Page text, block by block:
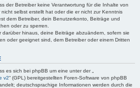
der Betreiber keine Verantwortung für die Inhalte von
selbst erstellt hat oder die er nicht zur Kenntnis
dem Betreiber, dein Benutzerkonto, Beiträge und
oder zu sperren.
darüber hinaus, deine Beiträge abzuändern, sofern sie
oder geeignet sind, dem Betreiber oder einem Dritten
es sich bei phpBB um eine unter der „
v2“ (GPL) bereitgestellten Foren-Software von phpBB
deutschsprachige Informationen werden durch die